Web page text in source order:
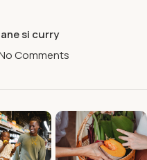
si curry
Comments